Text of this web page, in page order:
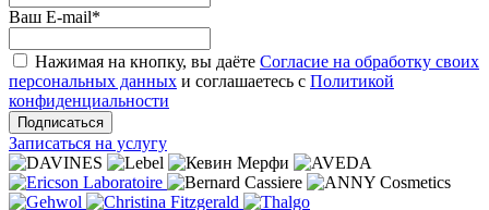
Ваш E-mail*
Нажимая на кнопку, вы даёте Согласие на обработку своих
персональных данных и соглашаетесь с Политикой
конфиденциальности
Подписаться
Записаться на услугу